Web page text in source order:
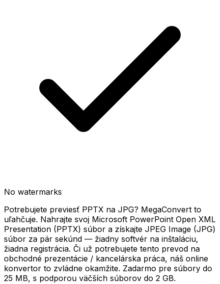
No watermarks
Potrebujete previesť PPTX na JPG? MegaConvert to
uľahčuje. Nahrajte svoj Microsoft PowerPoint Open XML
Presentation (PPTX) súbor a získajte JPEG Image (JPG)
súbor za pár sekúnd — žiadny softvér na inštaláciu,
žiadna registrácia. Či už potrebujete tento prevod na
obchodné prezentácie / kancelárska práca, náš online
konvertor to zvládne okamžite. Zadarmo pre súbory do
25 MB, s podporou väčších súborov do 2 GB.